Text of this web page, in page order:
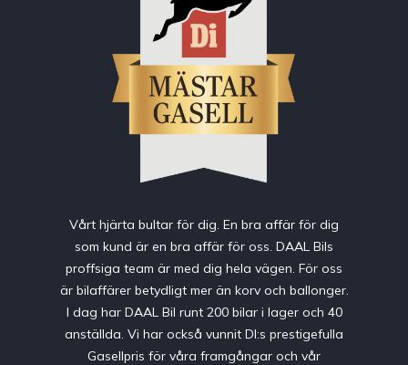
Vårt hjärta bultar för dig. En bra affär för dig
som kund är en bra affär för oss. DAAL Bils
proffsiga team är med dig hela vägen. För oss
är bilaffärer betydligt mer än korv och ballonger.
I dag har DAAL Bil runt 200 bilar i lager och 40
anställda. Vi har också vunnit DI:s prestigefulla
Gasellpris för våra framgångar och vår